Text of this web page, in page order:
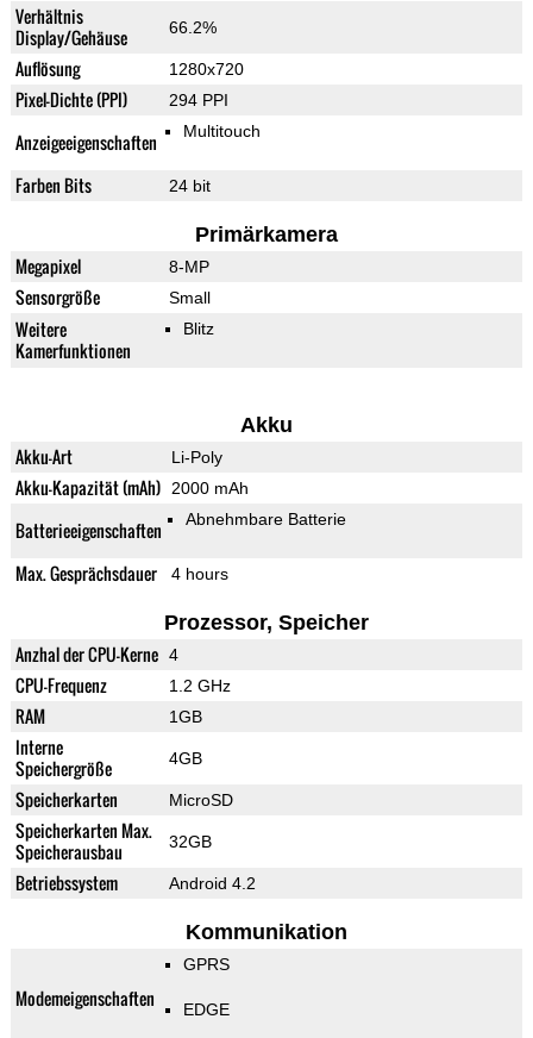
Verhältnis
Display/Gehäuse
66.2%
Auflösung 1280x720
Pixel-Dichte (PPI) 294 PPI
Anzeigeeigenschaften Multitouch
Farben Bits 24 bit
Primärkamera
Megapixel 8-MP
Sensorgröße Small
Weitere
Kamerfunktionen
Blitz
Akku
Akku-Art Li-Poly
Akku-Kapazität (mAh) 2000 mAh
Batterieeigenschaften Abnehmbare Batterie
Max. Gesprächsdauer 4 hours
Prozessor, Speicher
Anzhal der CPU-Kerne 4
CPU-Frequenz 1.2 GHz
RAM 1GB
Interne
Speichergröße
4GB
Speicherkarten MicroSD
Speicherkarten Max.
Speicherausbau
32GB
Betriebssystem Android 4.2
Kommunikation
Modemeigenschaften
GPRS
EDGE